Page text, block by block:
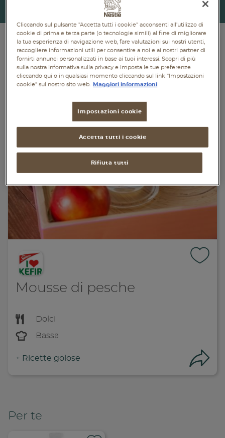
Dolci
Bevande
Vegetariane
Mousse di pesche
Dolci
Bassa
+ Ricette golose
Per te
Cliccando sul pulsante "Accetta tutti i cookie" acconsenti all'utilizzo di
cookie di prima e terza parte (o tecnologie simili) al fine di migliorare
la tua esperienza di navigazione web, fare valutazioni sui nostri utenti,
raccogliere informazioni utili per consentire a noi e ai nostri partner di
fornirti annunci personalizzati in base ai tuoi interessi. Scopri di più
sulla nostra informativa sulla privacy e imposta le tue preferenze
cliccando qui o in qualsiasi momento cliccando sul link "Impostazioni
cookie" sul nostro sito web.
Maggiori informazioni
Impostazioni cookie
Rifiuta tutti
Accetta tutti i cookie